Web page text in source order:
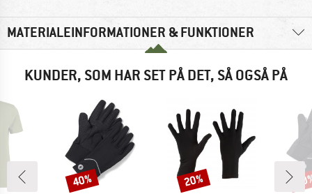
MATERIALEINFORMATIONER & FUNKTIONER
KUNDER, SOM HAR SET PÅ DET, SÅ OGSÅ PÅ
Rabat
40% Rabat
20%